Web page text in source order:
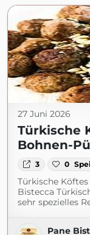
27 Juni 2026
Türkische
Bohnen-
3 0
Türkische
Bistecca
sehr spezielles
Pane